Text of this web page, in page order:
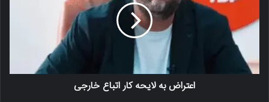
اعتراض به لایحه کار اتباع خارجی